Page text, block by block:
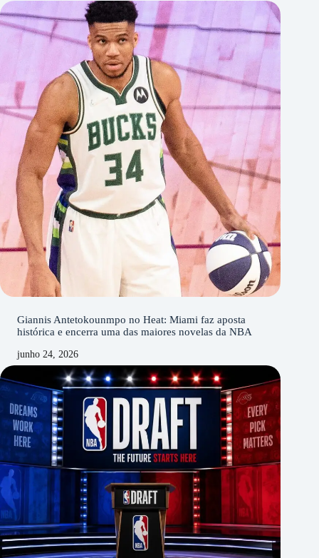
Giannis Antetokounmpo no Heat: Miami faz aposta
histórica e encerra uma das maiores novelas da NBA
junho 24, 2026